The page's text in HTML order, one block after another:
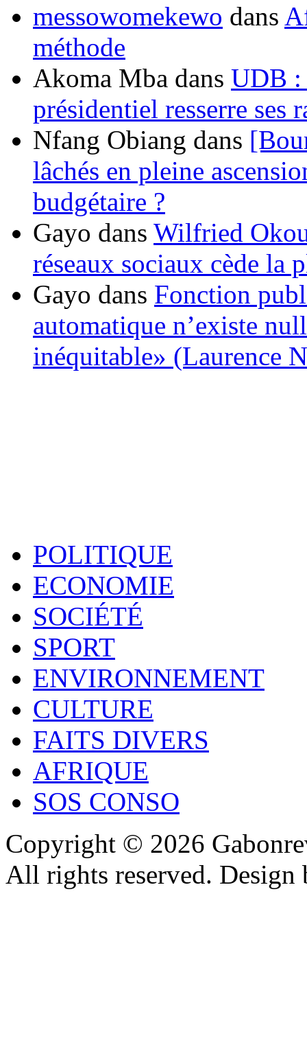
messowomekewo dans
méthode
Akoma Mba dans UDB :
présidentiel resserre ses
Nfang Obiang dans
lâchés en pleine
budgétaire ?
Gayo dans Wilfried
réseaux sociaux cède la
Gayo dans Fonction
automatique n’existe
inéquitable» (Laurence
POLITIQUE
ECONOMIE
SOCIÉTÉ
SPORT
ENVIRONNEMENT
CULTURE
FAITS DIVERS
AFRIQUE
SOS CONSO
Copyright © 2026
All rights reserved.